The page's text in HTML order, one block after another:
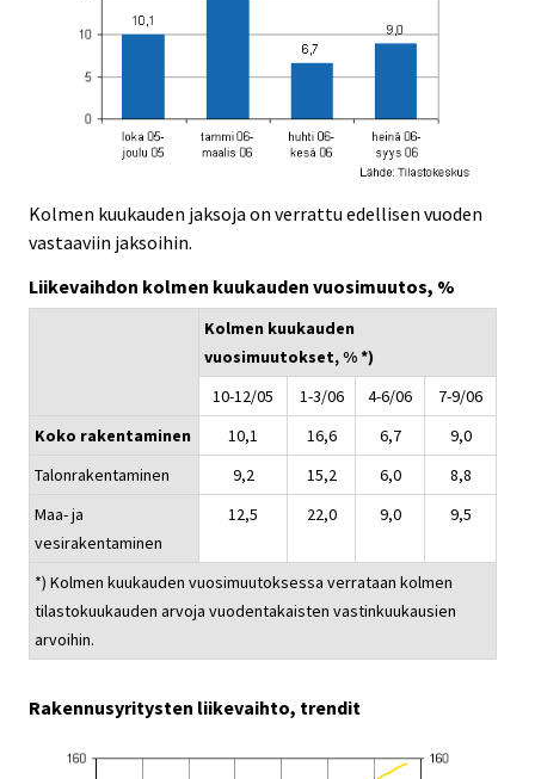
Kolmen kuukauden jaksoja on verrattu edellisen vuoden
vastaaviin jaksoihin.
Liikevaihdon kolmen kuukauden vuosimuutos, %
Kolmen kuukauden
vuosimuutokset, % *)
10-12/05
1-3/06 4-6/06
7-9/06
Koko rakentaminen
10,1 16,6 6,7
9,0
Talonrakentaminen
9,2 15,2 6,0
8,8
Maa- ja
vesirakentaminen
12,5 22,0 9,0 9,5
*) Kolmen kuukauden vuosimuutoksessa verrataan kolmen
tilastokuukauden arvoja vuodentakaisten vastinkuukausien
arvoihin.
Rakennusyritysten liikevaihto, trendit